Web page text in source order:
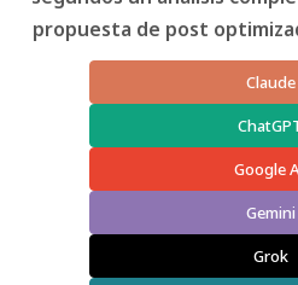
propuesta de post
Claude
Google
Gemini
Grok